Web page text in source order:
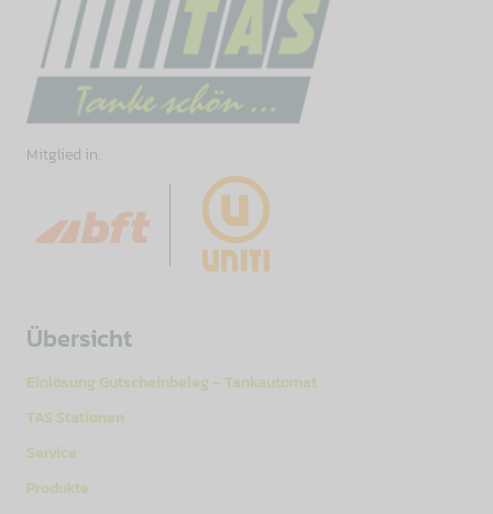
Mitglied in:
Übersicht
Einlösung Gutscheinbeleg – Tankautomat
TAS Stationen
Service
Produkte